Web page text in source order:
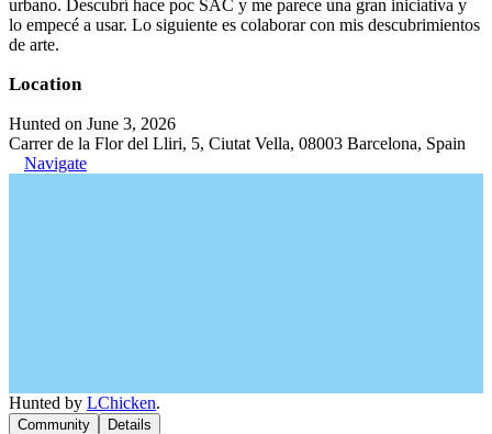
urbano. Descubrí hace poc SAC y me parece una gran iniciativa y
lo empecé a usar. Lo siguiente es colaborar con mis descubrimientos
de arte.
Location
Hunted on June 3, 2026
Carrer de la Flor del Lliri, 5, Ciutat Vella, 08003 Barcelona, Spain
Navigate
Hunted by LChicken.
Community Details